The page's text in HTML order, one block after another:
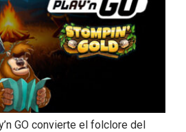
GO convierte el folclore del